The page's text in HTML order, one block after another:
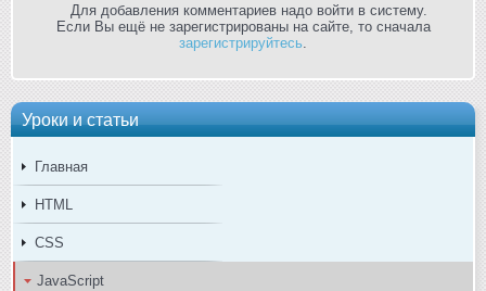
Уроки и статьи
Главная
HTML
CSS
JavaScript
Для добавления комментариев надо войти в систему.
Если Вы ещё не зарегистрированы на сайте, то сначала
зарегистрируйтесь